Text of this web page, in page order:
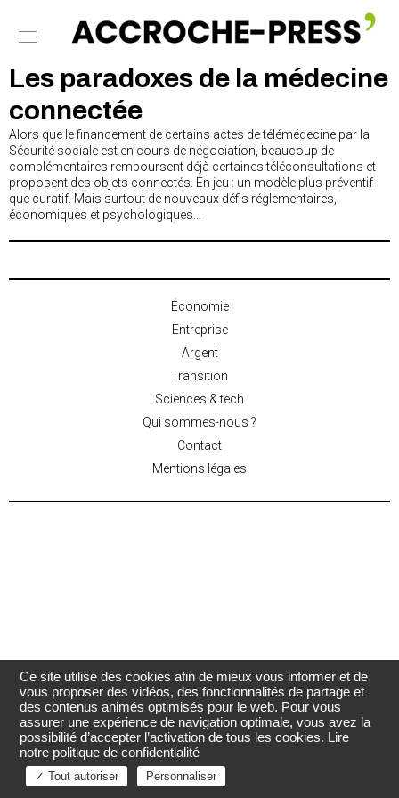
Les paradoxes de la médecine
connectée
Alors que le financement de certains actes de télémédecine par la
Sécurité sociale est en cours de négociation, beaucoup de
complémentaires remboursent déjà certaines téléconsultations et
proposent des objets connectés. En jeu : un modèle plus préventif
que curatif. Mais surtout de nouveaux défis réglementaires,
économiques et psychologiques…
Économie
Entreprise
Argent
Transition
Sciences & tech
Qui sommes-nous ?
Contact
Mentions légales
Ce site utilise des cookies afin de mieux vous informer et de
vous proposer des vidéos, des fonctionnalités de partage et
des contenus animés optimisés pour le web. Pour vous
assurer une expérience de navigation optimale, vous avez la
possibilité d’accepter l’activation de tous les cookies. Lire
notre politique de confidentialité
✓ Tout autoriser Personnaliser